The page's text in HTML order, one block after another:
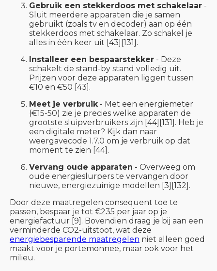
Gebruik een stekkerdoos met schakelaar -
Sluit meerdere apparaten die je samen
gebruikt (zoals tv en decoder) aan op één
stekkerdoos met schakelaar. Zo schakel je
alles in één keer uit [43][131].
Installeer een bespaarstekker - Deze
schakelt de stand-by stand volledig uit.
Prijzen voor deze apparaten liggen tussen
€10 en €50 [43].
Meet je verbruik - Met een energiemeter
(€15-50) zie je precies welke apparaten de
grootste sluipverbruikers zijn [44][131]. Heb je
een digitale meter? Kijk dan naar
weergavecode 1.7.0 om je verbruik op dat
moment te zien [44].
Vervang oude apparaten - Overweeg om
oude energieslurpers te vervangen door
nieuwe, energiezuinige modellen [3][132].
Door deze maatregelen consequent toe te
passen, bespaar je tot €235 per jaar op je
energiefactuur [9]. Bovendien draag je bij aan een
verminderde CO2-uitstoot, wat deze
energiebesparende maatregelen niet alleen goed
maakt voor je portemonnee, maar ook voor het
milieu.